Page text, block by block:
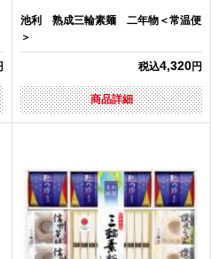
池利 熟成三輪素麺 二年物＜常温便
＞
税込4,320円
商品詳細